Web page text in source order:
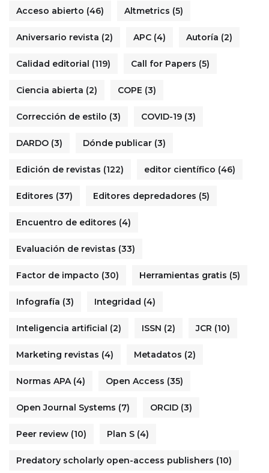
Acceso abierto (46) Altmetrics (5)
Aniversario revista (2) APC (4) Autoría (2)
Calidad editorial (119) Call for Papers (5)
Ciencia abierta (2) COPE (3)
Corrección de estilo (3) COVID-19 (3)
DARDO (3) Dónde publicar (3)
Edición de revistas (122) editor científico (46)
Editores (37) Editores depredadores (5)
Encuentro de editores (4)
Evaluación de revistas (33)
Factor de impacto (30) Herramientas gratis (5)
Infografía (3) Integridad (4)
Inteligencia artificial (2) ISSN (2) JCR (10)
Marketing revistas (4) Metadatos (2)
Normas APA(4) Open Access (35)
Open Journal Systems (7) ORCID (3)
Peer review (10) Plan S (4)
Predatory scholarly open-access publishers (10)